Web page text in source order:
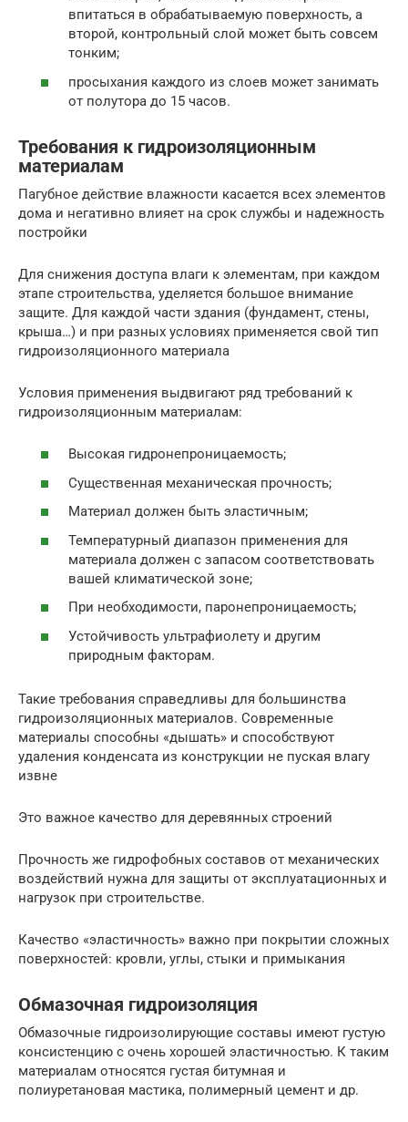
впитаться в обрабатываемую поверхность, а
второй, контрольный слой может быть совсем
тонким;
просыхания каждого из слоев может занимать
от полутора до 15 часов.
Требования к гидроизоляционным
материалам
Пагубное действие влажности касается всех элементов
дома и негативно влияет на срок службы и надежность
постройки
Для снижения доступа влаги к элементам, при каждом
этапе строительства, уделяется большое внимание
защите. Для каждой части здания (фундамент, стены,
крыша…) и при разных условиях применяется свой тип
гидроизоляционного материала
Условия применения выдвигают ряд требований к
гидроизоляционным материалам:
Высокая гидронепроницаемость;
Существенная механическая прочность;
Материал должен быть эластичным;
Температурный диапазон применения для
материала должен с запасом соответствовать
вашей климатической зоне;
При необходимости, паронепроницаемость;
Устойчивость ультрафиолету и другим
природным факторам.
Такие требования справедливы для большинства
гидроизоляционных материалов. Современные
материалы способны «дышать» и способствуют
удаления конденсата из конструкции не пуская влагу
извне
Это важное качество для деревянных строений
Прочность же гидрофобных составов от механических
воздействий нужна для защиты от эксплуатационных и
нагрузок при строительстве.
Качество «эластичность» важно при покрытии сложных
поверхностей: кровли, углы, стыки и примыкания
Обмазочная гидроизоляция
Обмазочные гидроизолирующие составы имеют густую
консистенцию с очень хорошей эластичностью. К таким
материалам относятся густая битумная и
полиуретановая мастика, полимерный цемент и др.